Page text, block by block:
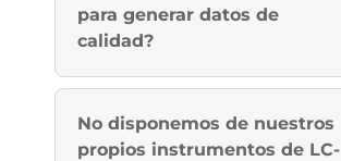
para generar datos de
calidad?
No disponemos de nuestros
propios instrumentos de LC-